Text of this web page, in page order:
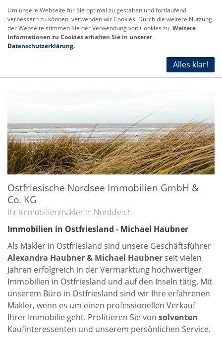
Ostfriesische Nordsee Immobilien GmbH &
Co. KG
Ihr Immobilienmakler in Norddeich
Immobilien in Ostfriesland - Michael Haubner
Als Makler in Ostfriesland sind unsere Geschäftsführer
Alexandra Haubner & Michael Haubner seit vielen
Jahren erfolgreich in der Vermarktung hochwertiger
Immobilien in Ostfriesland und auf den Inseln tätig. Mit
unserem Büro in Ostfriesland sind wir Ihre erfahrenen
Makler, wenn es um einen professionellen Verkauf
Ihrer Immobilie geht. Profitieren Sie von solventen
Kaufinteressenten und unserem persönlichen Service.
Um unsere Webseite für Sie optimal zu gestalten und fortlaufend
verbessern zu können, verwenden wir Cookies. Durch die weitere Nutzung
der Webseite stimmen Sie der Verwendung von Cookies zu.Weitere
Informationen zu Cookies erhalten Sie in unserer
Datenschutzerklärung.
Alles klar!